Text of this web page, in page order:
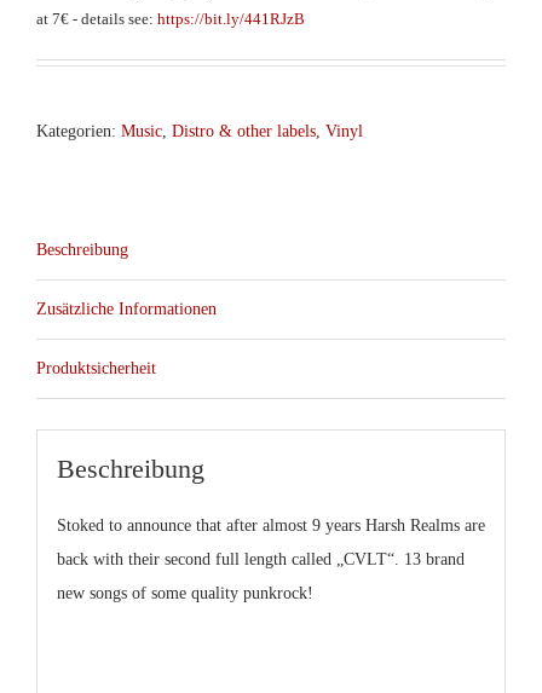
at 7€ - details see: https://bit.ly/441RJzB
Kategorien: Music Distro & other labels Vinyl
Beschreibung
Zusätzliche Informationen
Produktsicherheit
Beschreibung
Stoked to announce that after almost 9 years Harsh Realms are
back with their second full length called „CVLT“. 13 brand
new songs of some quality punkrock!